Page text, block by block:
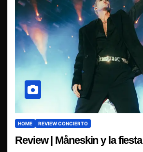
HOME REVIEW CONCIERTO
Review | Måneskin y la